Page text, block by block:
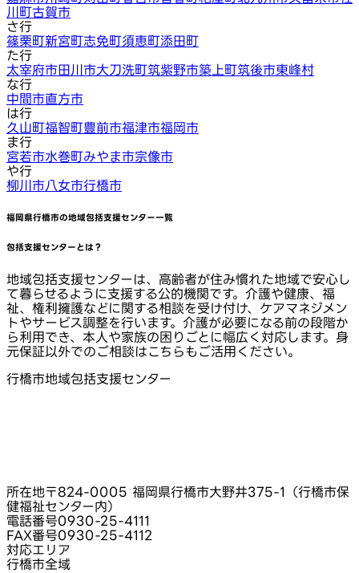
川町古賀市
さ行
篠栗町新宮町志免町須恵町添田町
た行
太宰府市田川市大刀洗町筑紫野市築上町筑後市東峰村
な行
中間市直方市
は行
久山町福智町豊前市福津市福岡市
ま行
宮若市水巻町みやま市宗像市
や行
柳川市八女市行橋市
福岡県行橋市の地域包括支援センター一覧
包括支援センターとは？
地域包括支援センターは、高齢者が住み慣れた地域で安心し
て暮らせるように支援する公的機関です。介護や健康、福
祉、権利擁護などに関する相談を受け付け、ケアマネジメン
トやサービス調整を行います。介護が必要になる前の段階か
ら利用でき、本人や家族の困りごとに幅広く対応します。身
元保証以外でのご相談はこちらもご活用ください。
行橋市地域包括支援センター
所在地〒824-0005 福岡県行橋市大野井375-1（行橋市保
健福祉センター内）
電話番号0930-25-4111
FAX番号0930-25-4112
対応エリア
行橋市全域